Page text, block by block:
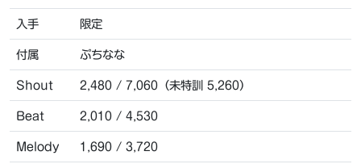
入手 限定
付属 ぷちなな
Shout 2,480 / 7,060（未特訓 5,260）
Beat 2,010 / 4,530
Melody 1,690 / 3,720